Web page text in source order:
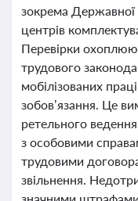
зокрема Державної
центрів
Перевірки
трудового
мобілізованих
зобов’язання. Це
ретельного
з особовими
трудовими
звільнення.